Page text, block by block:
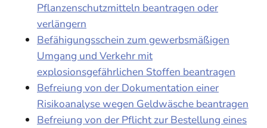
Pflanzenschutzmitteln beantragen oder
verlängern
Befähigungsschein zum gewerbsmäßigen
Umgang und Verkehr mit
explosionsgefährlichen Stoffen beantragen
Befreiung von der Dokumentation einer
Risikoanalyse wegen Geldwäsche beantragen
Befreiung von der Pflicht zur Bestellung eines